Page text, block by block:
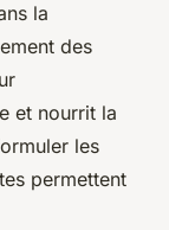
la
des
et nourrit la
les
permettent